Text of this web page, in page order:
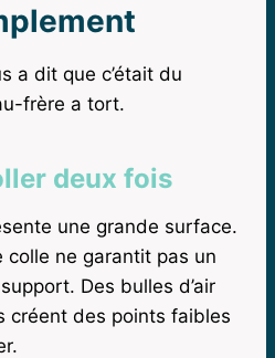
a dit que c’était du
frère a tort.
deux fois
une grande surface.
colle ne garantit pas un
Des bulles d’air
créent des points faibles